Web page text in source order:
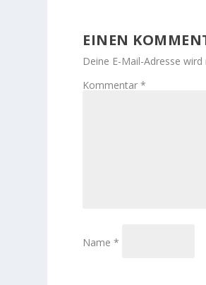
EINEN
Deine E-Mail-Adresse
Kommentar*
Name*